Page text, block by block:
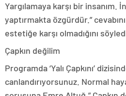
Yargılamaya karşı bir insanım.
yaptırmakta özgürdür.”
estetiğe karşı olmadığını
Çapkın değilim
Programda ‘Yalı Çapkını’
canlandırıyorsunuz. Normal